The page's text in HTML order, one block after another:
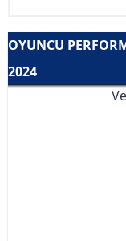
OYUNCU
2024